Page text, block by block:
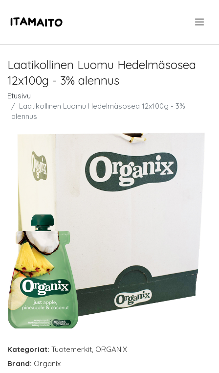
Laatikollinen Luomu Hedelmäsosea
12x100g - 3% alennus
Etusivu
Laatikollinen Luomu Hedelmäsosea 12x100g - 3%
alennus
Kategoriat: Tuotemerkit, ORGANIX
Brand: Organix